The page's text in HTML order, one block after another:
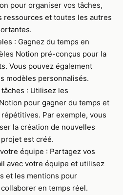
pour organiser vos tâches,
ressources et toutes les autres
: Gagnez du temps en
Notion pré-conçus pour la
Vous pouvez également
modèles personnalisés.
: Utilisez les
pour gagner du temps et
Par exemple, vous
la création de nouvelles
projet est créé.
équipe : Partagez vos
avec votre équipe et utilisez
et les mentions pour
en temps réel.